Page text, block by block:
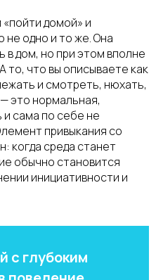
домой» и
не одно и то же. Она
в дом, но при этом вполне
то, что вы описываете как
и смотреть, нюхать,
это нормальная,
и сама по себе не
привыкания со
когда среда станет
обычно становится
инициативности и
с глубоким